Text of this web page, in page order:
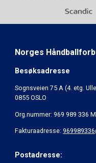
Norges
Besøksadresse
Sognsveien 75 A (4. etg.
0855 OSLO
Org.nummer: 969 989 336
Fakturaadresse:
Postadresse: